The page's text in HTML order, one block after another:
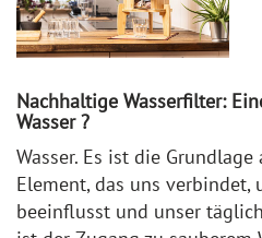
Nachhaltige Wasserfilter:
Wasser ?
Wasser. Es ist die Grundlage
Element, das uns verbindet,
beeinflusst und unser